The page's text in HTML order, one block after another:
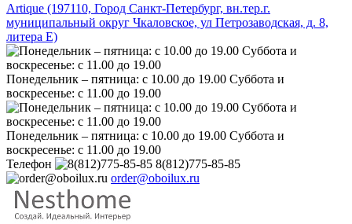
Artique (197110, Город Санкт-Петербург, вн.тер.г.
муниципальный округ Чкаловское, ул Петрозаводская, д. 8,
литера Е)
Понедельник – пятница: с 10.00 до 19.00 Суббота и
воскресенье: с 11.00 до 19.00
Понедельник – пятница: с 10.00 до 19.00 Суббота и
воскресенье: с 11.00 до 19.00
Телефон
8(812)775-85-85
order@oboilux.ru